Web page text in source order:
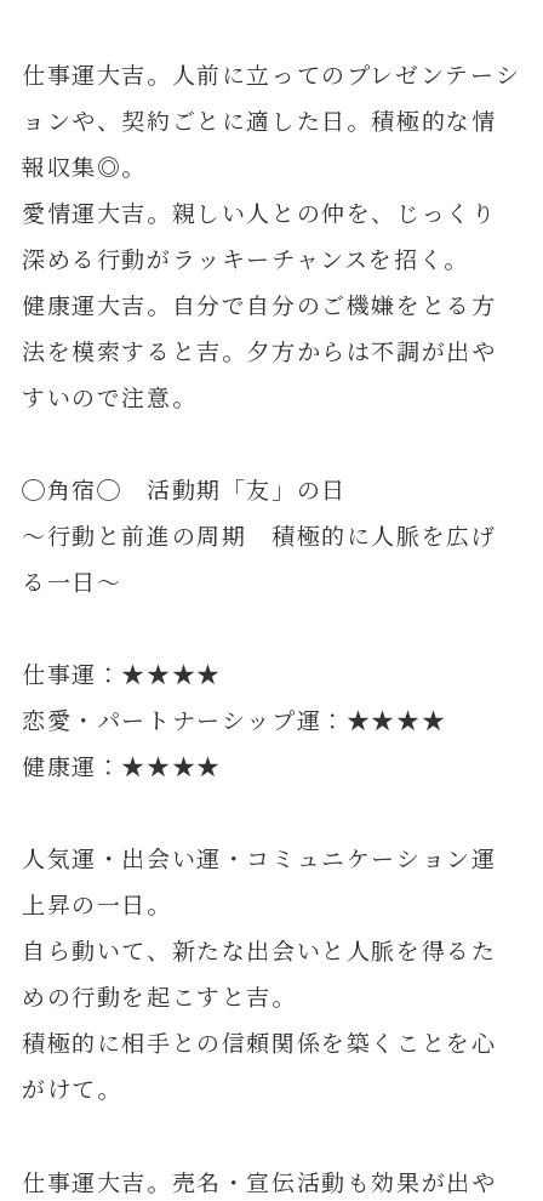
仕事運大吉。人前に立ってのプレゼンテーシ
ョンや、契約ごとに適した日。積極的な情
報収集◎。
愛情運大吉。親しい人との仲を、じっくり
深める行動がラッキーチャンスを招く。
健康運大吉。自分で自分のご機嫌をとる方
法を模索すると吉。夕方からは不調が出や
すいので注意。
◯角宿◯ 活動期「友」の日
～行動と前進の周期 積極的に人脈を広げ
る一日～
仕事運：★★★★
恋愛・パートナーシップ運：★★★★
健康運：★★★★
人気運・出会い運・コミュニケーション運
上昇の一日。
自ら動いて、新たな出会いと人脈を得るた
めの行動を起こすと吉。
積極的に相手との信頼関係を築くことを心
がけて。
仕事運大吉。売名・宣伝活動も効果が出や